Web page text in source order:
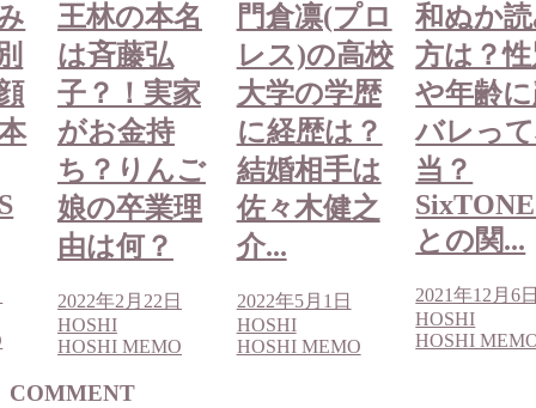
王林の本名
は斉藤弘
子？！実家
がお金持
ち？りんご
娘の卒業理
由は何？
2022年2月22日
HOSHI
HOSHI MEMO
門倉凛(プロ
レス)の高校
大学の学歴
に経歴は？
結婚相手は
佐々木健之
介...
2022年5月1日
HOSHI
HOSHI MEMO
和ぬか
方は？
や年齢
バレっ
当？
との関...
2021年12月6
HOSHI
HOSHI
COMMENT